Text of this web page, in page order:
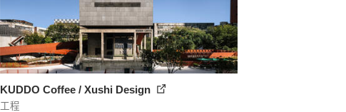
KUDDO Coffee / Xushi Design
工程